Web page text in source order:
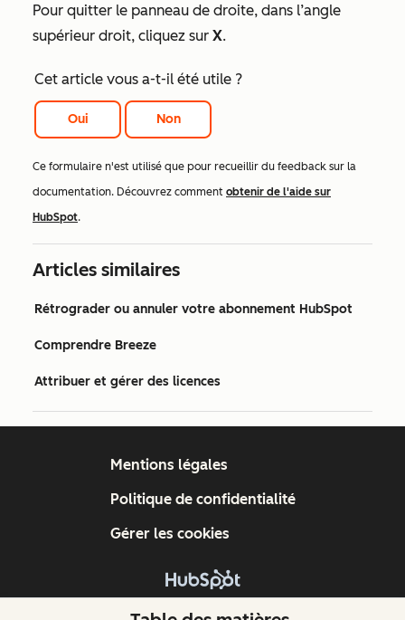
Pour quitter le panneau de droite, dans l’angle
supérieur droit, cliquez sur X.
Cet article vous a-t-il été utile ?
Oui Non
Ce formulaire n'est utilisé que pour recueillir du feedback sur la
documentation. Découvrez comment obtenir de l'aide sur
HubSpot.
Articles similaires
Rétrograder ou annuler votre abonnement HubSpot
Comprendre Breeze
Attribuer et gérer des licences
Copyright © 2026 HubSpot, Inc.
Mentions légales
Politique de confidentialité
Gérer les cookies